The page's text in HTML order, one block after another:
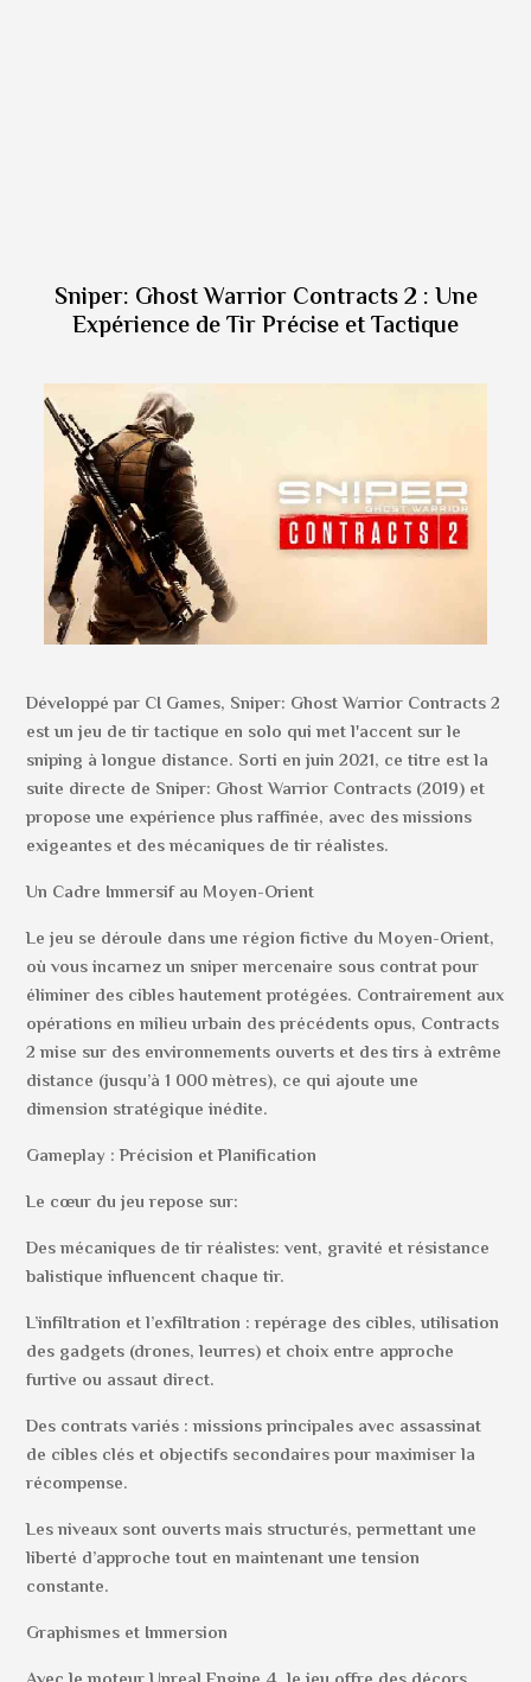
Sniper: Ghost Warrior Contracts 2 : Une
Expérience de Tir Précise et Tactique
Développé par CI Games, Sniper: Ghost Warrior Contracts 2
est un jeu de tir tactique en solo qui met l'accent sur le
sniping à longue distance. Sorti en juin 2021, ce titre est la
suite directe de Sniper: Ghost Warrior Contracts (2019) et
propose une expérience plus raffinée, avec des missions
exigeantes et des mécaniques de tir réalistes.
Un Cadre Immersif au Moyen-Orient
Le jeu se déroule dans une région fictive du Moyen-Orient,
où vous incarnez un sniper mercenaire sous contrat pour
éliminer des cibles hautement protégées. Contrairement aux
opérations en milieu urbain des précédents opus, Contracts
2 mise sur des environnements ouverts et des tirs à extrême
distance (jusqu’à 1 000 mètres), ce qui ajoute une
dimension stratégique inédite.
Gameplay : Précision et Planification
Le cœur du jeu repose sur:
Des mécaniques de tir réalistes: vent, gravité et résistance
balistique influencent chaque tir.
L’infiltration et l’exfiltration : repérage des cibles, utilisation
des gadgets (drones, leurres) et choix entre approche
furtive ou assaut direct.
Des contrats variés : missions principales avec assassinat
de cibles clés et objectifs secondaires pour maximiser la
récompense.
Les niveaux sont ouverts mais structurés, permettant une
liberté d’approche tout en maintenant une tension
constante.
Graphismes et Immersion